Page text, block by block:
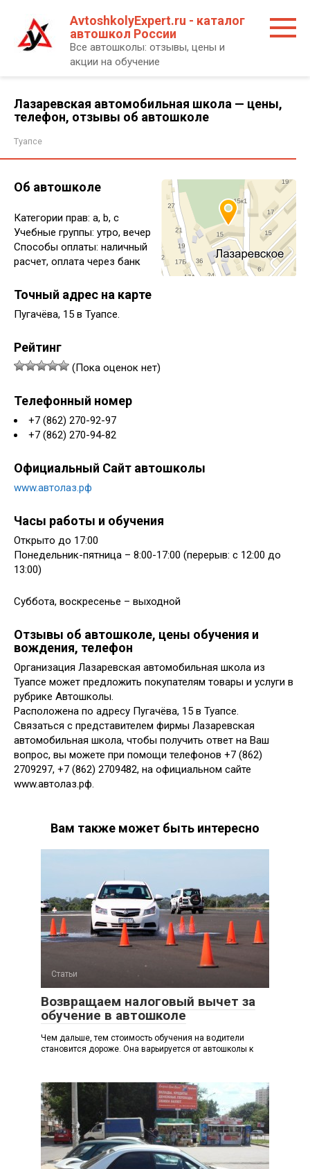
контенту
AvtoshkolyExpert.ru - каталог
автошкол России
Все автошколы: отзывы, цены и
акции на обучение
Лазаревская автомобильная школа — цены,
телефон, отзывы об автошколе
Туапсе
Об автошколе
Категории прав: a, b, c
Учебные группы: утро, вечер
Способы оплаты: наличный
расчет, оплата через банк
Точный адрес на карте
Пугачёва, 15 в Туапсе.
Рейтинг
(Пока оценок нет)
Телефонный номер
+7 (862) 270-92-97
+7 (862) 270-94-82
Официальный Сайт автошколы
www.автолаз.рф
Часы работы и обучения
Открыто до 17:00
Понедельник-пятница – 8:00-17:00 (перерыв: с 12:00 до
13:00)
Суббота, воскресенье – выходной
Отзывы об автошколе, цены обучения и
вождения, телефон
Организация Лазаревская автомобильная школа из
Туапсе может предложить покупателям товары и услуги в
рубрике Автошколы.
Расположена по адресу Пугачёва, 15 в Туапсе.
Связаться с представителем фирмы Лазаревская
автомобильная школа, чтобы получить ответ на Ваш
вопрос, вы можете при помощи телефонов +7 (862)
2709297, +7 (862) 2709482, на официальном сайте
www.автолаз.рф.
Вам также может быть интересно
Статьи
Возвращаем налоговый вычет за
обучение в автошколе
Чем дальше, тем стоимость обучения на водители
становится дороже. Она варьируется от автошколы к